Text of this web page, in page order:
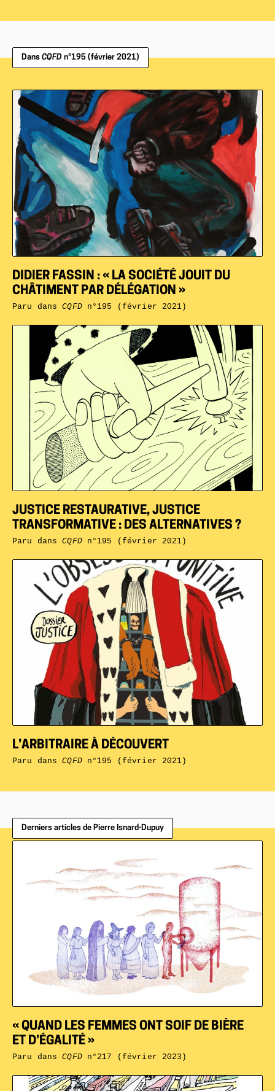
Dans CQFD n°195 (février 2021)
L’ARBITRAIRE À DÉCOUVERT
Paru dansCQFDn°195 (février 2021)
JUSTICE RESTAURATIVE, JUSTICE
TRANSFORMATIVE : DES ALTERNATIVES ?
Paru dansCQFDn°195 (février 2021)
DIDIER FASSIN : « LA SOCIÉTÉ JOUIT DU
CHÂTIMENT PAR DÉLÉGATION »
Paru dansCQFDn°195 (février 2021)
Derniers articles de Pierre Isnard-Dupuy
« QUAND LES FEMMES ONT SOIF DE BIÈRE
ET D’ÉGALITÉ »
Paru dansCQFDn°217 (février 2023)